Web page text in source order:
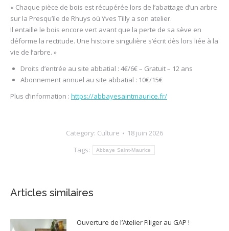
« Chaque pièce de bois est récupérée lors de l’abattage d’un arbre
sur la Presqu’île de Rhuys où Yves Tilly a son atelier.
Il entaille le bois encore vert avant que la perte de sa sève en
déforme la rectitude. Une histoire singulière s’écrit dès lors liée à la
vie de l’arbre. »
Droits d’entrée au site abbatial : 4€/6€ – Gratuit – 12 ans
Abonnement annuel au site abbatial : 10€/15€
Plus d’information : https://abbayesaintmaurice.fr/
Category: Culture
18 juin 2026
Tags:
Abbaye Saint-Maurice
Articles similaires
Ouverture de l’Atelier Filiger au GAP !